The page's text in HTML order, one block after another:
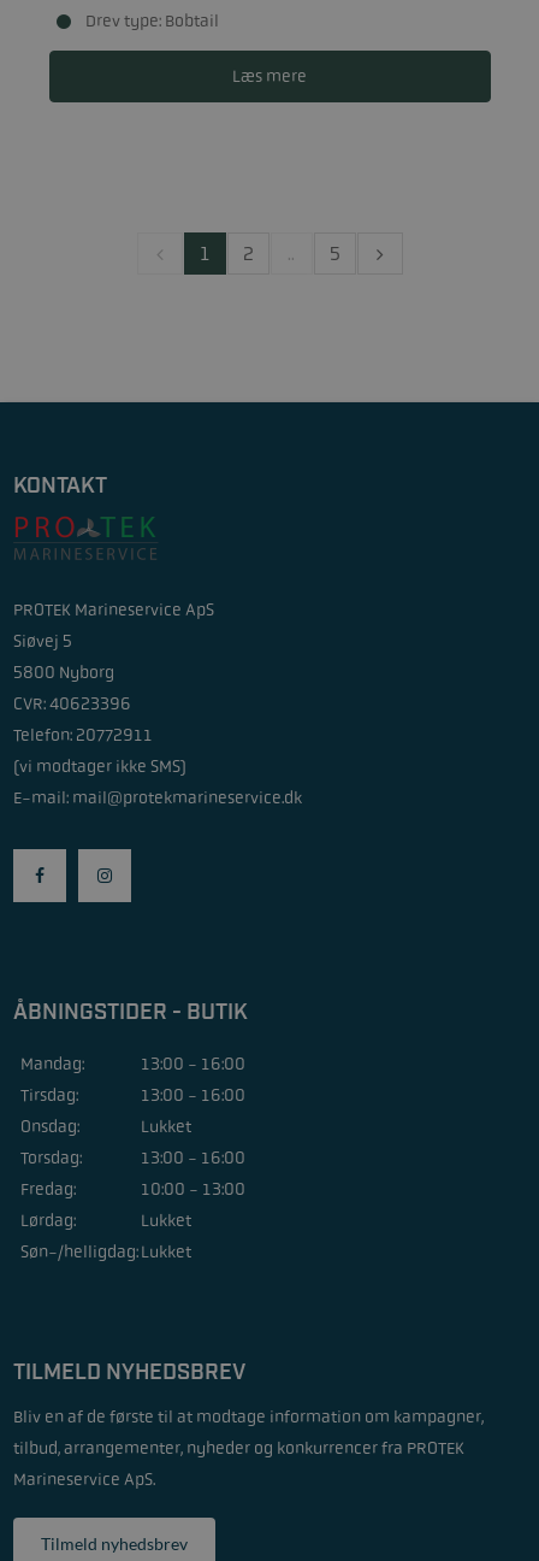
Drev type: Bobtail
Læs mere
1 2 .. 5
KONTAKT
PROTEK Marineservice ApS
Siøvej 5
5800 Nyborg
CVR: 40623396
Telefon: 20772911
(vi modtager ikke SMS)
E-mail: mail@protekmarineservice.dk
ÅBNINGSTIDER - BUTIK
Mandag:
13:00 - 16:00
Tirsdag:
13:00 - 16:00
Onsdag:
Lukket
Torsdag:
13:00 - 16:00
Fredag:
10:00 - 13:00
Lørdag:
Lukket
Søn-/helligdag:Lukket
TILMELD NYHEDSBREV
Bliv en af de første til at modtage information om kampagner,
tilbud, arrangementer, nyheder og konkurrencer fra PROTEK
Marineservice ApS.
Tilmeld nyhedsbrev